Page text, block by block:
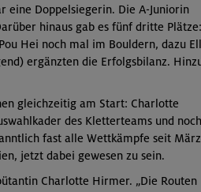
Doppelsiegerin. Die A-Juniorin
hinaus gab es fünf dritte Plätze:
Hei noch mal im Bouldern, dazu
ergänzten die Erfolgsbilanz.
gleichzeitig am Start: Charlotte
des Kletterteams und noch
fast alle Wettkämpfe seit März
jetzt dabei gewesen zu sein.
Charlotte Hirmer. „Die Routen